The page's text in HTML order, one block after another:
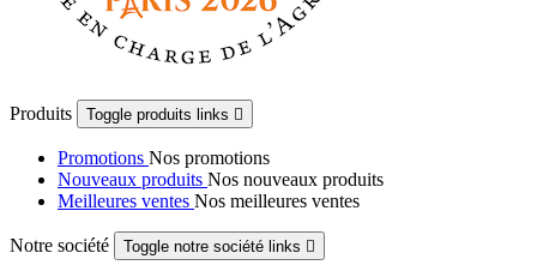
Produits Toggle produits links 
Promotions Nos promotions
Nouveaux produits Nos nouveaux produits
Meilleures ventes Nos meilleures ventes
Notre société Toggle notre société links 